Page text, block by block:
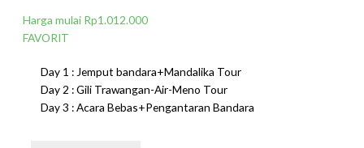
Harga mulai Rp1.012.000
FAVORIT
Day 1 : Jemput bandara+Mandalika Tour
Day 2 : Gili Trawangan-Air-Meno Tour
Day 3 : Acara Bebas+Pengantaran Bandara